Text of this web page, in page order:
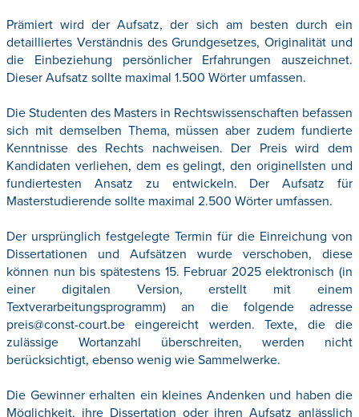
Prämiert wird der Aufsatz, der sich am besten durch ein
detailliertes Verständnis des Grundgesetzes, Originalität und
die Einbeziehung persönlicher Erfahrungen auszeichnet.
Dieser Aufsatz sollte maximal 1.500 Wörter umfassen.
Die Studenten des Masters in Rechtswissenschaften befassen
sich mit demselben Thema, müssen aber zudem fundierte
Kenntnisse des Rechts nachweisen. Der Preis wird dem
Kandidaten verliehen, dem es gelingt, den originellsten und
fundiertesten Ansatz zu entwickeln. Der Aufsatz für
Masterstudierende sollte maximal 2.500 Wörter umfassen.
Der ursprünglich festgelegte Termin für die Einreichung von
Dissertationen und Aufsätzen wurde verschoben, diese
können nun bis spätestens 15. Februar 2025 elektronisch (in
einer digitalen Version, erstellt mit einem
Textverarbeitungsprogramm) an die folgende adresse
preis@const-court.be eingereicht werden. Texte, die die
zulässige Wortanzahl überschreiten, werden nicht
berücksichtigt, ebenso wenig wie Sammelwerke.
Die Gewinner erhalten ein kleines Andenken und haben die
Möglichkeit, ihre Dissertation oder ihren Aufsatz anlässlich